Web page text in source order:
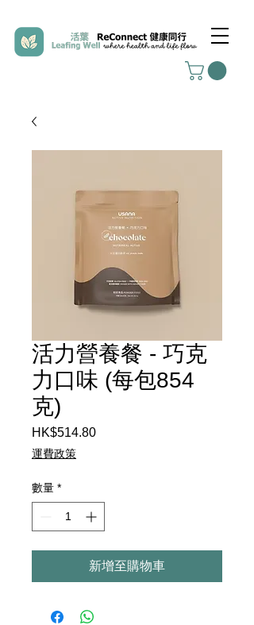
活力營養餐 - 巧克
力口味 (每包854
克)
HK$514.80價
運費政策
數量 *
新增至購物車